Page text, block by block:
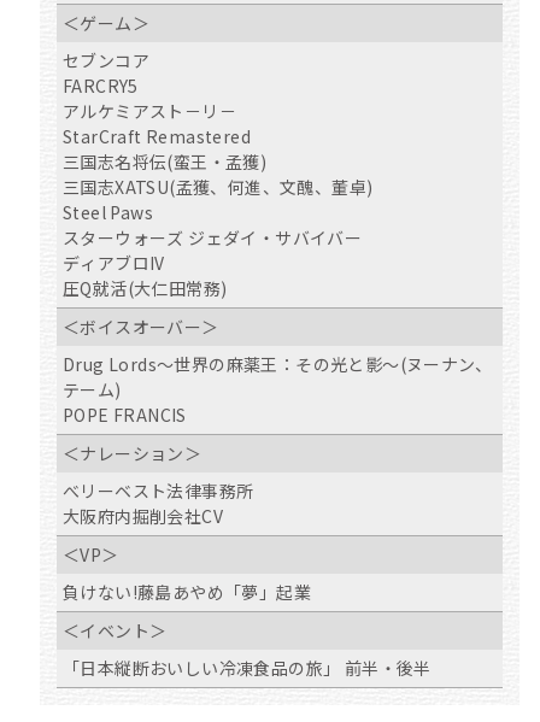
＜ゲーム＞
セブンコア
FARCRY5
アルケミアスト－リ－
StarCraft Remastered
三国志名将伝(蛮王・孟獲)
三国志XATSU(孟獲、何進、文醜、董卓)
Steel Paws
スターウォーズ ジェダイ・サバイバー
ディアブロIV
圧Q就活(大仁田常務)
＜ボイスオーバー＞
Drug Lords～世界の麻薬王：その光と影～(ヌーナン、
テーム)
POPE FRANCIS
＜ナレーション＞
べリーベスト法律事務所
大阪府内掘削会社CV
＜VP＞
負けない!藤島あやめ「夢」起業
＜イベント＞
「日本縦断おいしい冷凍食品の旅」 前半・後半